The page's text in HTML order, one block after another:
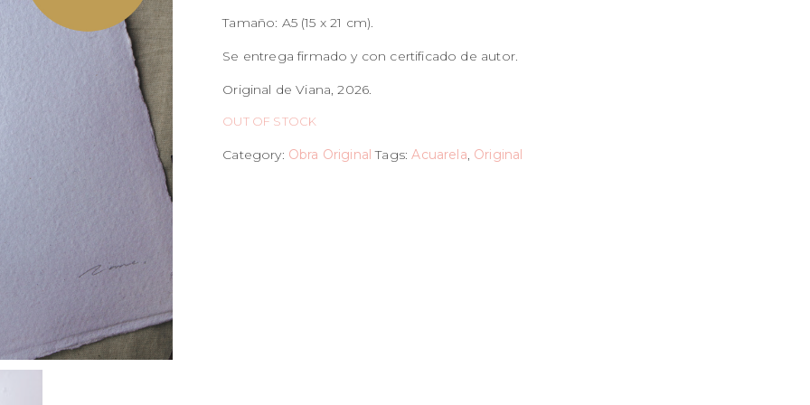
Tamaño: A5 (15 x 21 cm).
Se entrega firmado y con certificado de autor.
Original de Viana, 2026.
OUT OF STOCK
Category: Obra Original Tags:Acuarela, Original